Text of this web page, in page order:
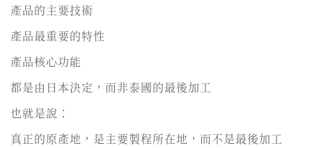
產品的主要技術
產品最重要的特性
產品核心功能
都是由日本決定，而非泰國的最後加工
也就是說：
真正的原產地，是主要製程所在地，而不是最後加工